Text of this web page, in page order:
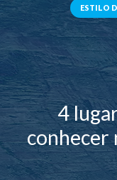
ESTILO
4
conhecer